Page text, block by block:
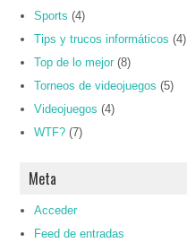
Sports (4)
Tips y trucos informáticos (4)
Top de lo mejor (8)
Torneos de videojuegos (5)
Videojuegos (4)
WTF? (7)
Meta
Acceder
Feed de entradas